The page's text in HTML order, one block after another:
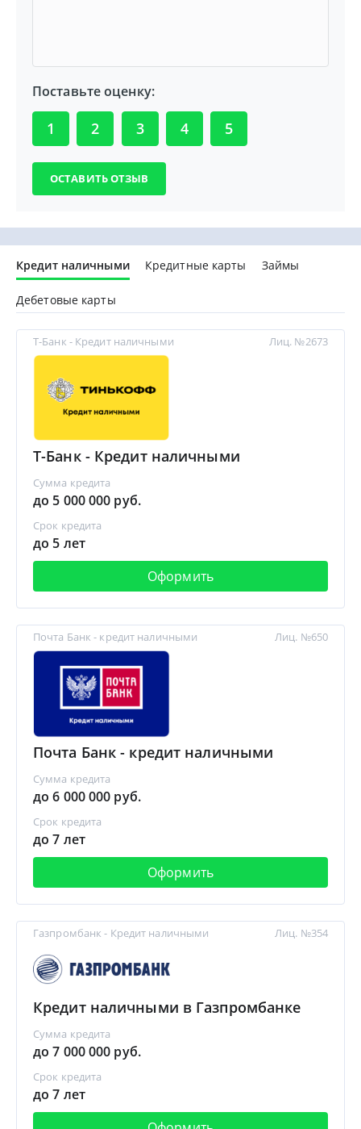
Поставьте оценку:
1 2 3 4 5
Кредит наличными Кредитные карты Займы
Дебетовые карты
Т-Банк - Кредит наличными
Т-Банк - Кредит наличными
Сумма кредита
до 5 000 000 руб.
Срок кредита
до 5 лет
Оформить
Лиц. №2673
Почта Банк - кредит наличными
Почта Банк - кредит наличными
Сумма кредита
до 6 000 000 руб.
Срок кредита
до 7 лет
Оформить
Лиц. №650
Газпромбанк - Кредит наличными
Кредит наличными в Газпромбанке
Сумма кредита
до 7 000 000 руб.
Срок кредита
до 7 лет
Лиц. №354